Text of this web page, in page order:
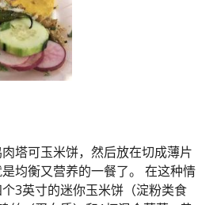
塔可玉米饼，然后放在切成薄片
均衡又营养的一餐了。 在这种情
3英寸的迷你玉米饼（淀粉类食